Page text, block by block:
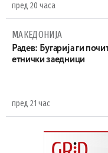
пред 20 часа
МАКЕДОНИЈА
Радев: Бугарија ги
етнички заедници
пред 21 час